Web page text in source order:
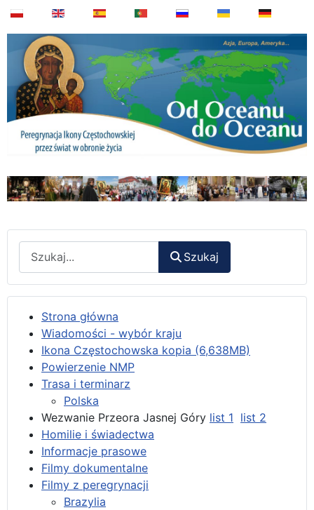
Szukaj
Strona główna
Wiadomości - wybór kraju
Ikona Częstochowska kopia (6,638MB)
Powierzenie NMP
Trasa i terminarz
Polska
Wezwanie Przeora Jasnej Góry list 1 list 2
Homilie i świadectwa
Informacje prasowe
Filmy dokumentalne
Filmy z peregrynacji
Brazylia